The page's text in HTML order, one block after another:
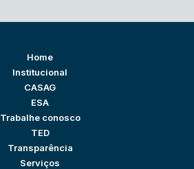
Home
Institucional
CASAG
ESA
Trabalhe conosco
TED
Transparência
Serviços